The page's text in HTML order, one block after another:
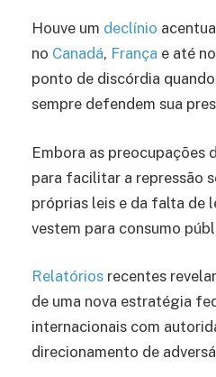
Houve um declínio
no Canadá, França e até
ponto de discórdia
sempre defendem sua
Embora as preocupações
para facilitar a repressão
próprias leis e da falta de
vestem para consumo
Relatórios recentes
de uma nova estratégia
internacionais com
direcionamento de